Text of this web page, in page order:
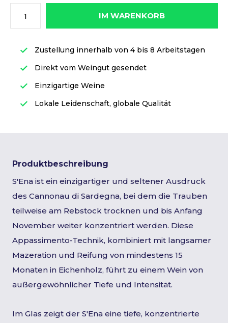
IM WARENKORB
Zustellung innerhalb von 4 bis 8 Arbeitstagen
Direkt vom Weingut gesendet
Einzigartige Weine
Lokale Leidenschaft, globale Qualität
Produktbeschreibung
S'Ena ist ein einzigartiger und seltener Ausdruck
des Cannonau di Sardegna, bei dem die Trauben
teilweise am Rebstock trocknen und bis Anfang
November weiter konzentriert werden. Diese
Appassimento-Technik, kombiniert mit langsamer
Mazeration und Reifung von mindestens 15
Monaten in Eichenholz, führt zu einem Wein von
außergewöhnlicher Tiefe und Intensität.
Im Glas zeigt der S'Ena eine tiefe, konzentrierte